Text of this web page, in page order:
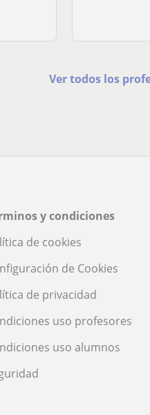
Ver todos los
y condiciones
de cookies
de Cookies
de privacidad
uso profesores
uso alumnos